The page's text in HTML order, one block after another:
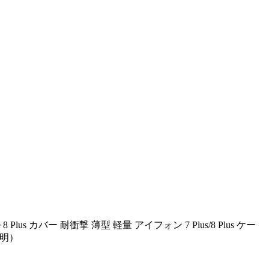
Plus カバー 耐衝撃 薄型 軽量 アイフォン 7 Plus/8 Plus ケー
）